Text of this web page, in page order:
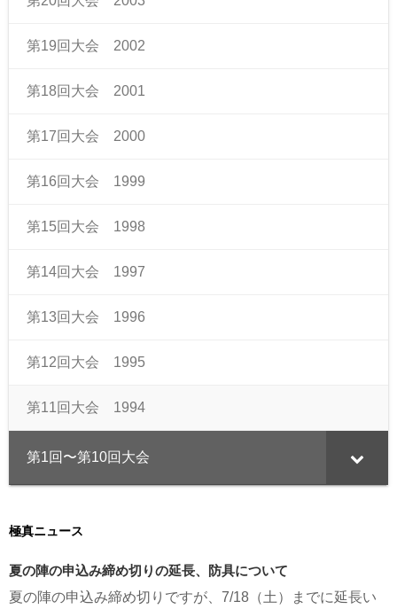
第19回大会 2002
第18回大会 2001
第17回大会 2000
第16回大会 1999
第15回大会 1998
第14回大会 1997
第13回大会 1996
第12回大会 1995
第11回大会 1994
第1回〜第10回大会
極真ニュース
夏の陣の申込み締め切りの延長、防具について
夏の陣の申込み締め切りですが、7/18（土）までに延長い